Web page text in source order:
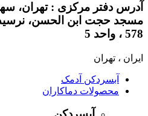
آدرس دفتر مرکزی : تهران،
مسجد حجت ابن الحسن، نرسیده
578 ، واحد 5
ایران ، تهران
آبسردکن آدمک
محصولات دماکاران